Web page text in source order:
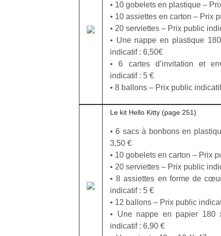
• 10 gobelets en plastique –
• 10 assiettes en carton – Prix
• 20 serviettes – Prix public
• Une nappe en plastique
indicatif : 6,50€
• 6 cartes d’invitation et
indicatif : 5 €
• 8 ballons – Prix public
Le kit Hello Kitty (page 251)
• 6 sacs à bonbons en
3,50 €
• 10 gobelets en carton – Prix
• 20 serviettes – Prix public
• 8 assiettes en forme de
indicatif : 5 €
• 12 ballons – Prix public
• Une nappe en papier
indicatif : 6,90 €
n’est pas
toujours
divertissement,
Des
trampolines
pour les
grands et
les petits !
vacances
et avec le
retour des
beaux
jours, c’est
l’occasion
pour les
enfants
de…
Et si
l’aventure
bout du
Après trois
successifs,
couvre-
heures
différentes,
des
restrictions
d’éloignement
pendant
15 mois,…
du
le